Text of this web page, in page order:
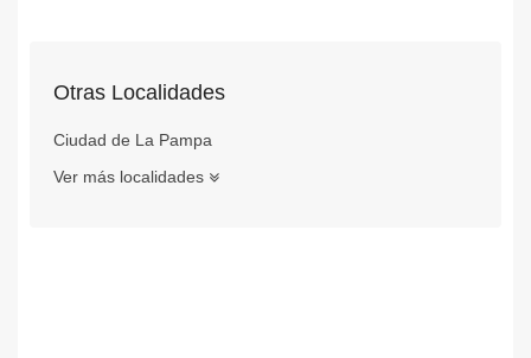
Otras Localidades
Ciudad de La Pampa
Ver más localidades